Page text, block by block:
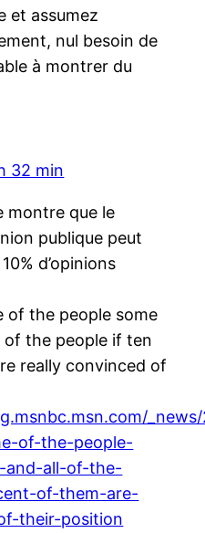
et assumez
nul besoin de
à montrer du
32 min
montre que le
publique peut
d’opinions
of the people some
the people if ten
really convinced of
of-the-people-
and-all-of-the-
of-them-are-
their-position